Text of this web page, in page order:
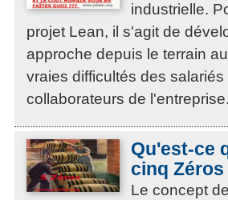
industrielle.
projet Lean, il s'agit de
approche depuis le terrain
vraies difficultés des salariés
collaborateurs de
Qu'est-ce
cinq Zéros
Le concept